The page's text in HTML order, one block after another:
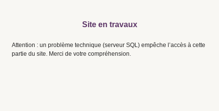
Site en travaux
Attention : un problème technique (serveur SQL) empêche l’accès à cette
partie du site. Merci de votre compréhension.